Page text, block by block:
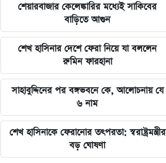
শেয়ারবাজার কেলেঙ্কারির মধ্যেই সাকিবের
বাড়িতে আগুন
শেখ হাসিনার দেশে ফেরা নিয়ে যা বললেন
রুমিন ফারহানা
সাহাবুদ্দিনের পর বঙ্গভবনে কে, আলোচনায় যে
৬ নাম
শেখ হাসিনাকে ফেরানোর তৎপরতা: স্বরাষ্ট্রমন্ত্রীর
বড় ঘোষণা